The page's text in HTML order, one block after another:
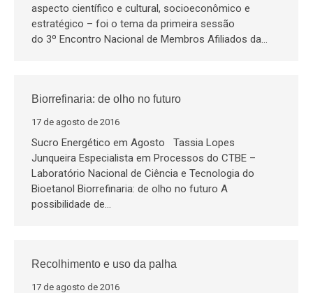
aspecto científico e cultural, socioeconômico e
estratégico – foi o tema da primeira sessão
do 3º Encontro Nacional de Membros Afiliados da…
Biorrefinaria: de olho no futuro
17 de agosto de 2016
Sucro Energético em Agosto Tassia Lopes
Junqueira Especialista em Processos do CTBE –
Laboratório Nacional de Ciência e Tecnologia do
Bioetanol Biorrefinaria: de olho no futuro A
possibilidade de…
Recolhimento e uso da palha
17 de agosto de 2016